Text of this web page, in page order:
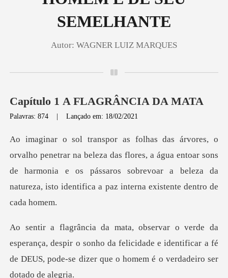
SEMELHANTE
Autor: WAGNER LUIZ MARQUES
Capítulo 1 A FLAGRÂNCIA DA MATA
Palavras: 874 |Lançado em: 18/02/2021
za das flores, a água entoar sons
de harmonia e os pássaros sobrevoar a bele
, despir o sonho da felicidade e identificar a fé
de DEUS, po